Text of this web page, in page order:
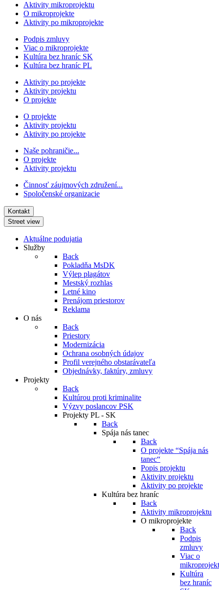
Aktivity mikroprojektu
O mikroprojekte
Aktivity po mikroprojekte
Podpis zmluvy
Viac o mikroprojekte
Kultúra bez hraníc SK
Kultúra bez hraníc PL
Aktivity po projekte
Aktivity projektu
O projekte
O projekte
Aktivity projektu
Aktivity po projekte
Naše pohraničie...
O projekte
Aktivity projektu
Činnosť záujmových združení...
Spoločenské organizacie
Kontakt
Street view
Aktuálne podujatia
Služby
Back
Pokladňa MsDK
Výlep plagátov
Mestský rozhlas
Letné kino
Prenájom priestorov
Reklama
O nás
Back
Priestory
Modernizácia
Ochrana osobných údajov
Profil verejného obstarávateľa
Objednávky, faktúry, zmluvy
Projekty
Back
Kultúrou proti kriminalite
Výzvy poslancov PSK
Projekty PL - SK
Back
Spája nás tanec
Back
O projekte “Spája nás
tanec“
Popis projektu
Aktivity projektu
Aktivity po projekte
Kultúra bez hraníc
Back
Aktivity mikroprojektu
O mikroprojekte
Back
Podpis
zmluvy
Viac o
Kultúra
bez hraníc